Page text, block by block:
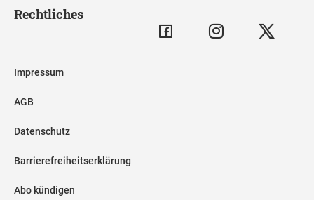
Rechtliches
Impressum
AGB
Datenschutz
Barrierefreiheitserklärung
Abo kündigen